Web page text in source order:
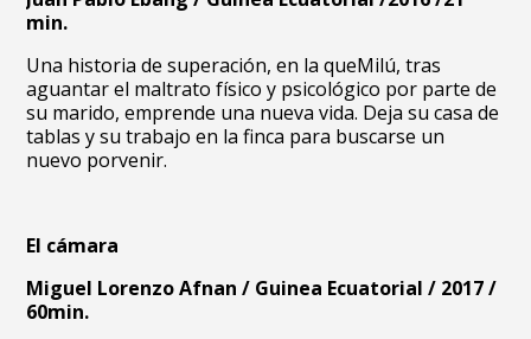
min.
Una historia de superación, en la queMilú, tras
aguantar el maltrato físico y psicológico por parte de
su marido, emprende una nueva vida. Deja su casa de
tablas y su trabajo en la finca para buscarse un
nuevo porvenir.
El cámara
Miguel Lorenzo Afnan / Guinea Ecuatorial / 2017 /
60min.